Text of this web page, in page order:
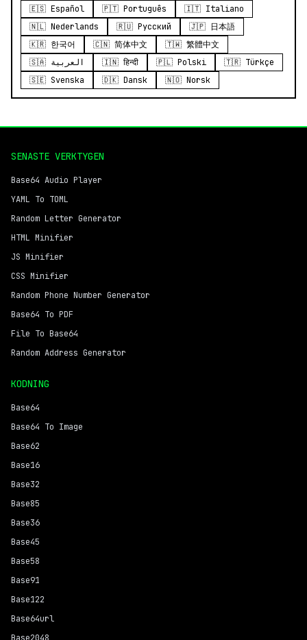
🇪🇸 Español 🇵🇹 Português
🇮🇹 Italiano
🇳🇱 Nederlands
🇷🇺 Русский
🇯🇵 日本語
🇰🇷 한국어
🇨🇳 简体中文
🇹🇼 繁體中文
🇸🇦 العربية
🇮🇳 हिन्दी 🇵🇱 Polski
🇹🇷 Türkçe
🇸🇪 Svenska
🇩🇰 Dansk 🇳🇴 Norsk
SENASTE VERKTYGEN
Base64 Audio Player
YAML To TOML
Random Letter Generator
HTML Minifier
JS Minifier
CSS Minifier
Random Phone Number Generator
Base64 To PDF
File To Base64
Random Address Generator
KODNING
Base64
Base64 To Image
Base62
Base16
Base32
Base85
Base36
Base45
Base58
Base91
Base122
Base64url